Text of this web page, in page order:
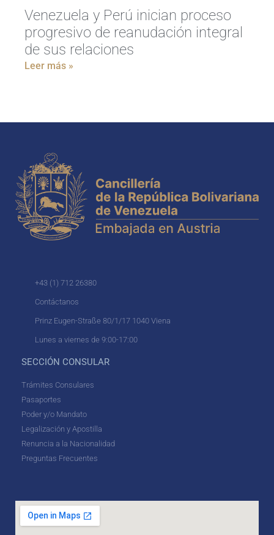
Venezuela y Perú inician proceso
progresivo de reanudación integral
de sus relaciones
Leer más »
+43 (1) 712 26380
Contáctanos
Prinz Eugen-Straße 80/1/17 1040 Viena
Lunes a viernes de 9:00-17:00
SECCIÓN CONSULAR
Trámites Consulares
Pasaportes
Poder y/o Mandato
Legalización y Apostilla
Renuncia a la Nacionalidad
Preguntas Frecuentes